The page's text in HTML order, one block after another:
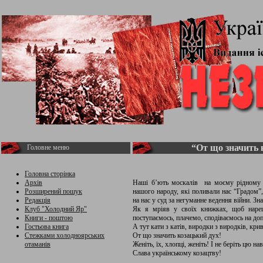
Головне меню
Головна сторінка
Архів
Розширений пошук
Редакція
Клуб "Холодний Яр"
Книги - поштою
Гостьова книга
Стежками холодноярських
отаманів
“От що значить
Наші б’ють москалів на моєму рідному
нашого народу, які поливали нас
на нас у суд за негуманне ведення війни.
Як я мріяв у своїх книжках, щоб
поступаємось, плачемо, сподіваємось на
А тут кати з катів, виродки з виродків,
От що значить козацький дух!
Женіть, їх, хлопці, женіть! І не беріть цю
Слава українському козацтву!